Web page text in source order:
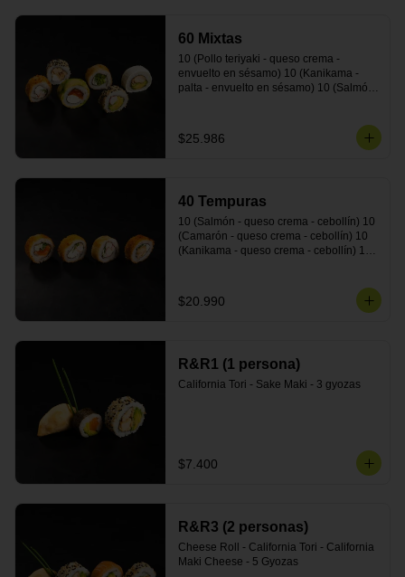
envuelto en masa tempura)
60 Mixtas
10 (Pollo teriyaki - queso crema -
envuelto en sésamo) 10 (Kanikama -
palta - envuelto en sésamo) 10 (Salmón
crema) 10 (Camarón - queso crema -
cebollín - envuelto en masa tempura) 10
$25.986
40 Tempuras
10 (Salmón - queso crema - cebollín) 10
(Camarón - queso crema - cebollín) 10
(Kanikama - queso crema - cebollín) 10
$20.990
R&R1 (1 persona)
California Tori - Sake Maki - 3 gyozas
$7.400
R&R3 (2 personas)
Cheese Roll - California Tori - California
Maki Cheese - 5 Gyozas